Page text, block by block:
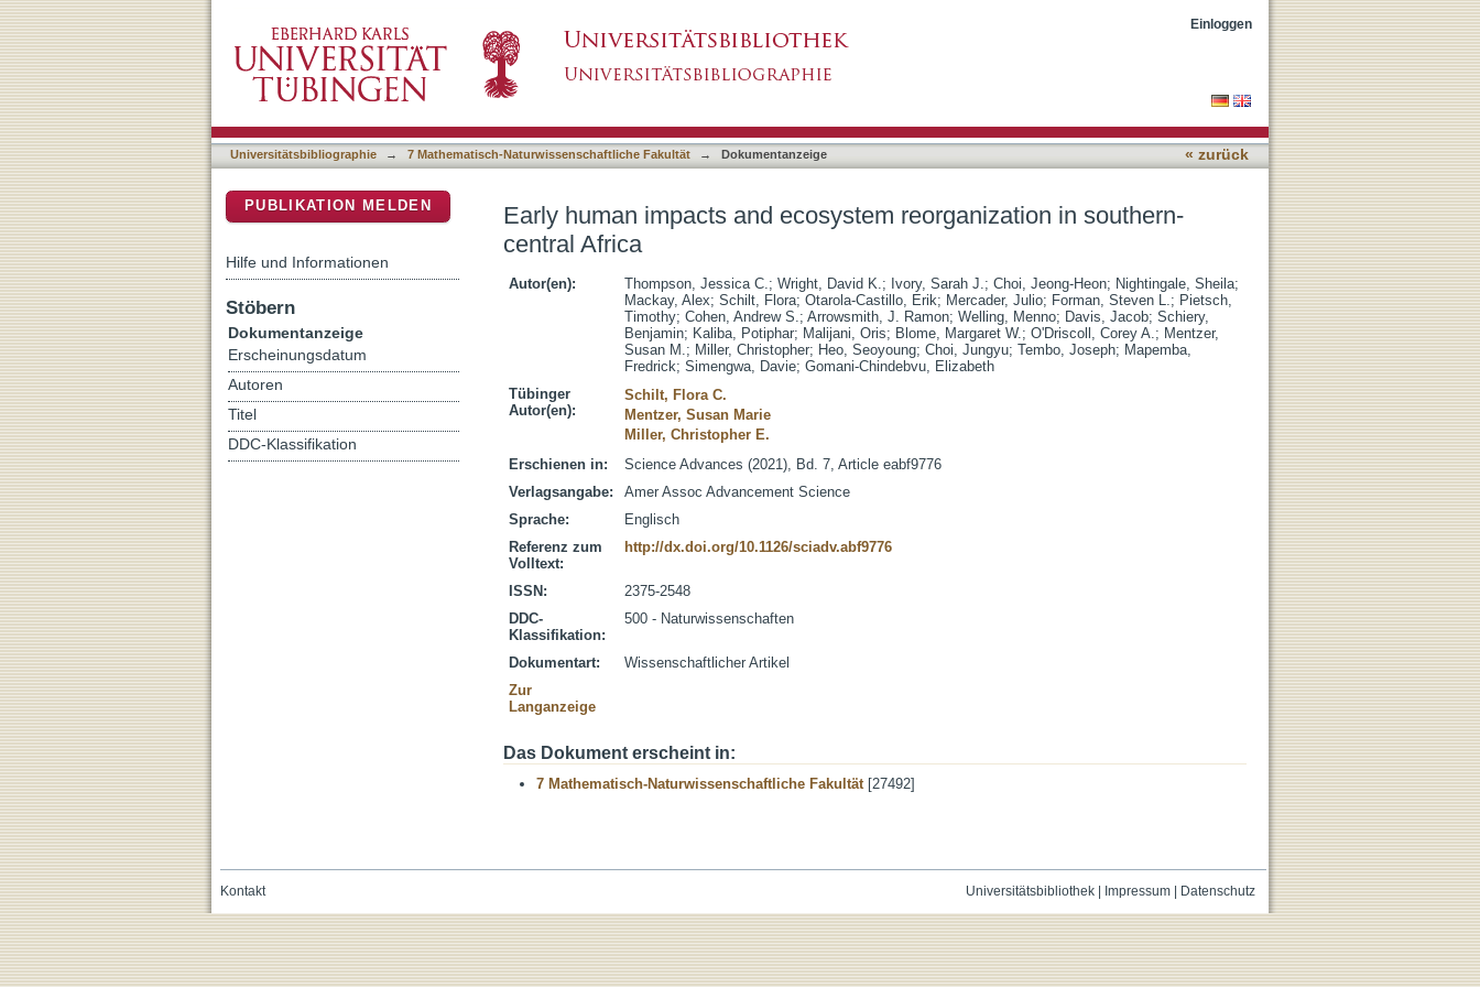
Einloggen
Universitätsbibliographie → 7 Mathematisch-Naturwissenschaftliche Fakultät → Dokumentanzeige « zurück
Early human impacts and ecosystem reorganization in southern-
central Africa
Autor(en): Thompson, Jessica C.; Wright, David K.; Ivory, Sarah J.; Choi, Jeong-Heon; Nightingale, Sheila;
Mackay, Alex; Schilt, Flora; Otarola-Castillo, Erik; Mercader, Julio; Forman, Steven L.; Pietsch,
Timothy; Cohen, Andrew S.; Arrowsmith, J. Ramon; Welling, Menno; Davis, Jacob; Schiery,
Benjamin; Kaliba, Potiphar; Malijani, Oris; Blome, Margaret W.; O'Driscoll, Corey A.; Mentzer,
Susan M.; Miller, Christopher; Heo, Seoyoung; Choi, Jungyu; Tembo, Joseph; Mapemba,
Fredrick; Simengwa, Davie; Gomani-Chindebvu, Elizabeth
Tübinger
Autor(en):
Schilt, Flora C.
Mentzer, Susan Marie
Miller, Christopher E.
Erschienen in:
Science Advances (2021), Bd. 7, Article eabf9776
Verlagsangabe:
Amer Assoc Advancement Science
Sprache:
Englisch
Referenz zum
Volltext:
http://dx.doi.org/10.1126/sciadv.abf9776
ISSN:
2375-2548
DDC-
Klassifikation:
500 - Naturwissenschaften
Dokumentart:
Wissenschaftlicher Artikel
Zur
Langanzeige
Das Dokument erscheint in:
7 Mathematisch-Naturwissenschaftliche Fakultät[27492]
PUBLIKATION MELDEN
Hilfe und Informationen
Stöbern
Dokumentanzeige
Erscheinungsdatum
Autoren
Titel
DDC-Klassifikation
Universitätsbibliothek| Impressum| Datenschutz
Kontakt